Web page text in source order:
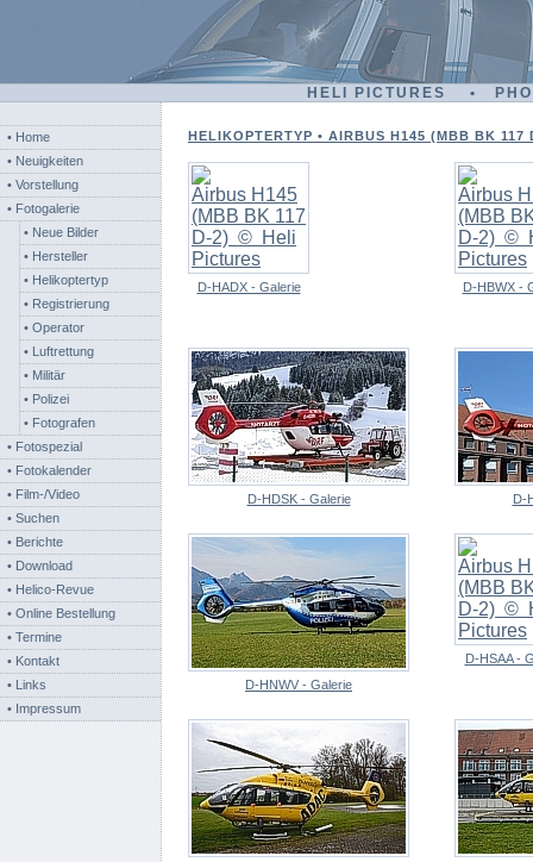
HELI PICTURES •
• Home
• Neuigkeiten
• Vorstellung
• Fotogalerie
• Neue Bilder
• Hersteller
• Helikoptertyp
• Registrierung
• Operator
• Luftrettung
• Militär
• Polizei
• Fotografen
• Fotospezial
• Fotokalender
• Film-/Video
• Suchen
• Berichte
• Download
• Helico-Revue
• Online Bestellung
• Termine
• Kontakt
• Links
• Impressum
HELIKOPTERTYP • AIRBUS H145 (MBB BK 117
D-HADX - Galerie D-HBWX -
D-HDSK - Galerie D-
D-HNWV - Galerie
D-HSAA -